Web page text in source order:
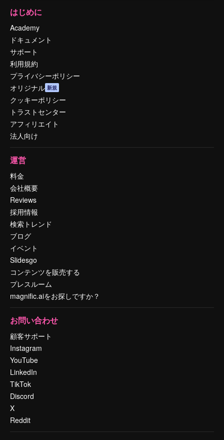
はじめに
Academy
ドキュメント
サポート
利用規約
プライバシーポリシー
オリジナル 新規
クッキーポリシー
トラストセンター
アフィリエイト
法人向け
運営
料金
会社概要
Reviews
採用情報
検索トレンド
ブログ
イベント
Slidesgo
コンテンツを販売する
プレスルーム
magnific.aiをお探しですか？
お問い合わせ
顧客サポート
Instagram
YouTube
LinkedIn
TikTok
Discord
X
Reddit